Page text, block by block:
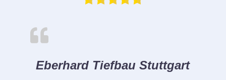
Eberhard Tiefbau Stuttgart